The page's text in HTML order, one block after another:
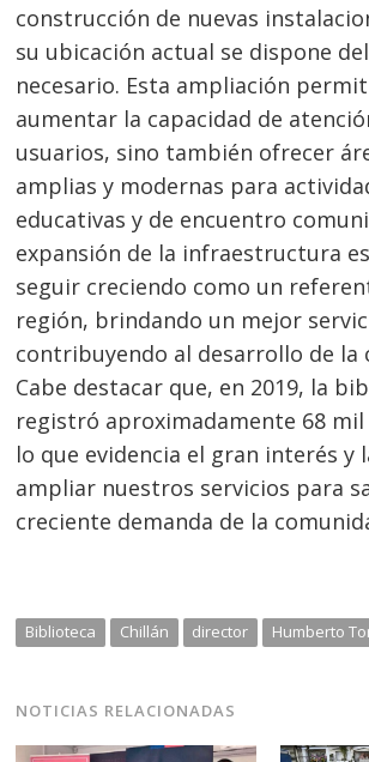
construcción de nuevas
su ubicación actual se dispone
necesario. Esta ampliación
aumentar la capacidad de
usuarios, sino también ofrecer
amplias y modernas para
educativas y de encuentro
expansión de la infraestructura
seguir creciendo como un
región, brindando un mejor
contribuyendo al desarrollo de la
Cabe destacar que, en 2019, la
registró aproximadamente 68 mil
lo que evidencia el gran interés y
ampliar nuestros servicios para
creciente demanda de la
Biblioteca Chillán director Humberto
NOTICIAS RELACIONADAS